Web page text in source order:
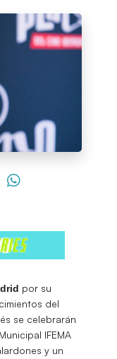
por su
del
se celebrarán
IFEMA
y un